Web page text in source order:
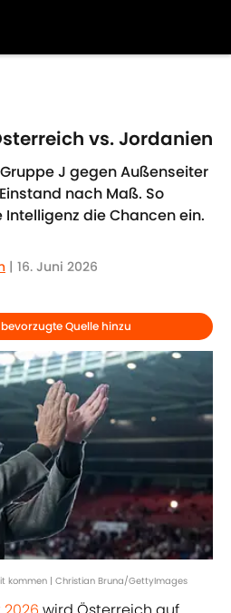
vs. Jordanien
J gegen Außenseiter
nach Maß. So
die Chancen ein.
| 16. Juni 2026
Quelle hinzu
kommen | Christian Bruna/GettyImages